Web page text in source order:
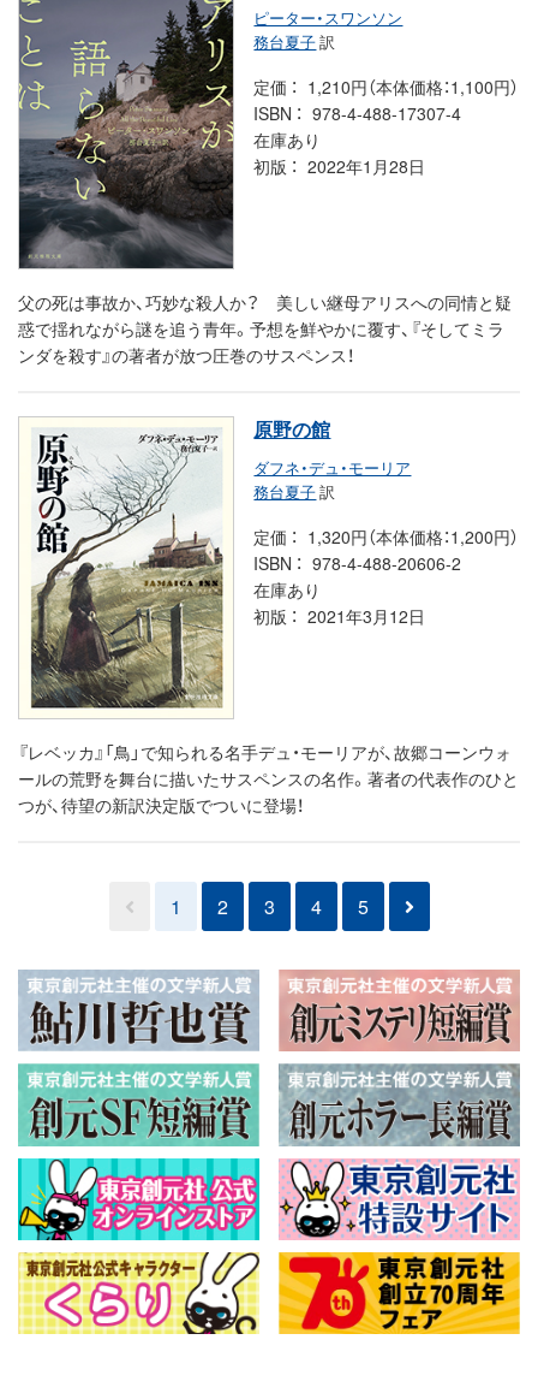
ピーター・スワンソン
務台夏子訳
定価
1,210円（本体価格：1,100円）
ISBN
978-4-488-17307-4
在庫あり
初版
2022年1月28日
父の死は事故か、巧妙な殺人か？ 美しい継母アリスへの同情と疑
惑で揺れながら謎を追う青年。予想を鮮やかに覆す、『そしてミラ
ンダを殺す』の著者が放つ圧巻のサスペンス！
原野の館
ダフネ・デュ・モーリア
務台夏子訳
定価
1,320円（本体価格：1,200円）
ISBN
978-4-488-20606-2
在庫あり
初版
2021年3月12日
『レベッカ』「鳥」で知られる名手デュ・モーリアが、故郷コーンウォ
ールの荒野を舞台に描いたサスペンスの名作。著者の代表作のひと
つが、待望の新訳決定版でついに登場！
1 2 3 4 5